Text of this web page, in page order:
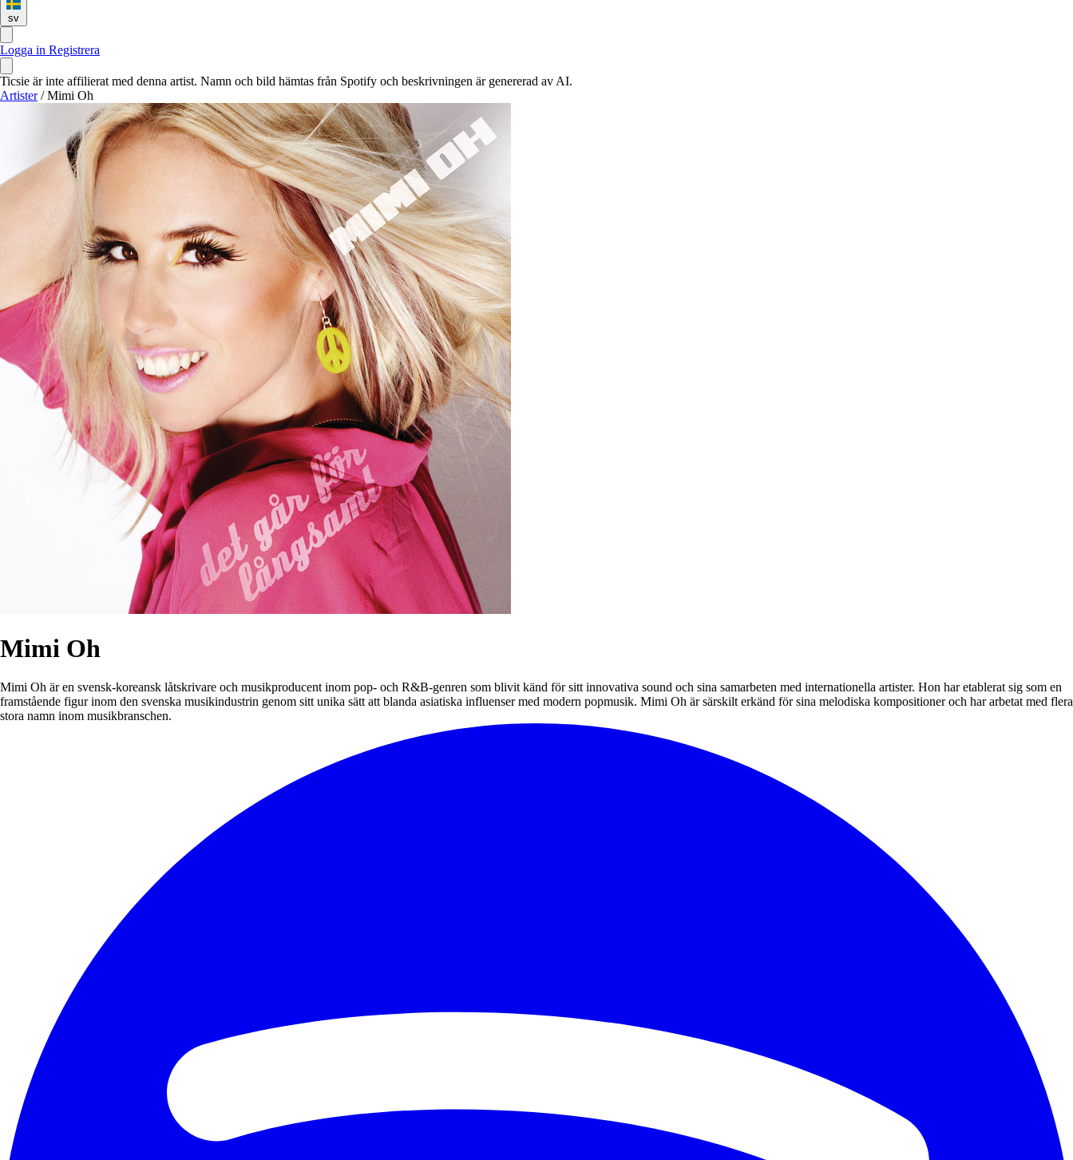
sv
Logga in Registrera
Ticsie är inte affilierat med denna artist. Namn och bild hämtas från Spotify och beskrivningen är genererad av AI.
Artister / Mimi Oh
Mimi Oh
Mimi Oh är en svensk-koreansk låtskrivare och musikproducent inom pop- och R&B-genren som blivit känd för sitt innovativa sound och sina samarbeten med internationella artister. Hon har etablerat sig som en
framstående figur inom den svenska musikindustrin genom sitt unika sätt att blanda asiatiska influenser med modern popmusik. Mimi Oh är särskilt erkänd för sina melodiska kompositioner och har arbetat med flera
stora namn inom musikbranschen.